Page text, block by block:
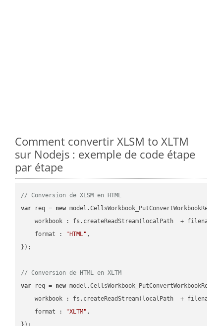
Comment convertir XLSM to XLTM
sur Nodejs : exemple de code étape
par étape
// Conversion de XLSM en HTML
var req = new
workbook : fs.createReadStream(localPath  + filename
format : "HTML" ,
});
// Conversion de HTML en XLTM
var req = new
workbook : fs.createReadStream(localPath  + filename
format : "XLTM" ,